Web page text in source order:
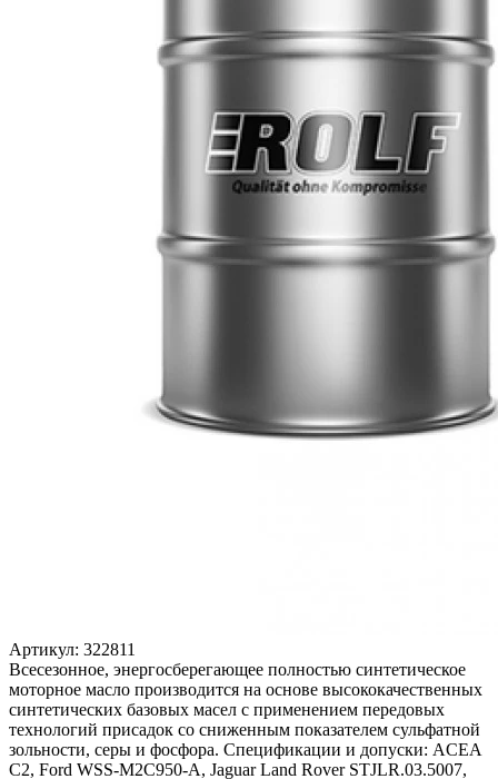
Артикул: 322811
Всесезонное, энергосберегающее полностью синтетическое
моторное масло производится на основе высококачественных
синтетических базовых масел с применением передовых
технологий присадок со сниженным показателем сульфатной
зольности, серы и фосфора. Спецификации и допуски: ACEA
C2, Ford WSS-M2C950-A, Jaguar Land Rover STJLR.03.5007,